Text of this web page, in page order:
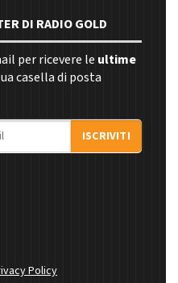
DI RADIO GOLD
per ricevere le ultime
casella di posta
ISCRIVITI
Policy